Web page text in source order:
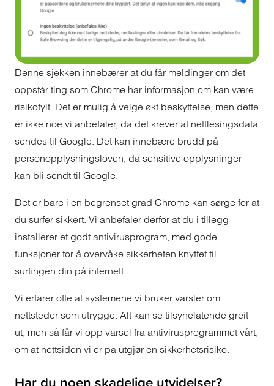
Denne sjekken innebærer at du får meldinger om det
oppstår ting som Chrome har informasjon om kan være
risikofylt. Det er mulig å velge økt beskyttelse, men dette
er ikke noe vi anbefaler, da det krever at nettlesingsdata
sendes til Google. Det kan innebære brudd på
personopplysningsloven, da sensitive opplysninger
kan bli sendt til Google.
Det er bare i en begrenset grad Chrome kan sørge for at
du surfer sikkert. Vi anbefaler derfor at du i tillegg
installerer et godt antivirusprogram, med gode
funksjoner for å overvåke sikkerheten knyttet til
surfingen din på internett.
Vi erfarer ofte at systemene vi bruker varsler om
nettsteder som utrygge. Alt kan se tilsynelatende greit
ut, men så får vi opp varsel fra antivirusprogrammet vårt,
om at nettsiden vi er på utgjør en sikkerhetsrisiko.